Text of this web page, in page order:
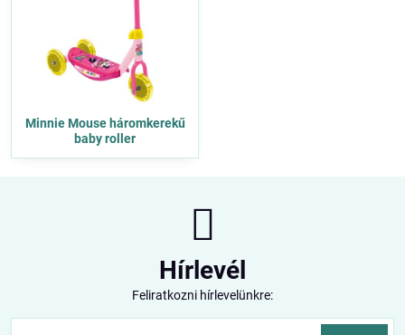
Minnie Mouse háromkerekű
baby roller
Hírlevél
Feliratkozni hírlevelünkre: